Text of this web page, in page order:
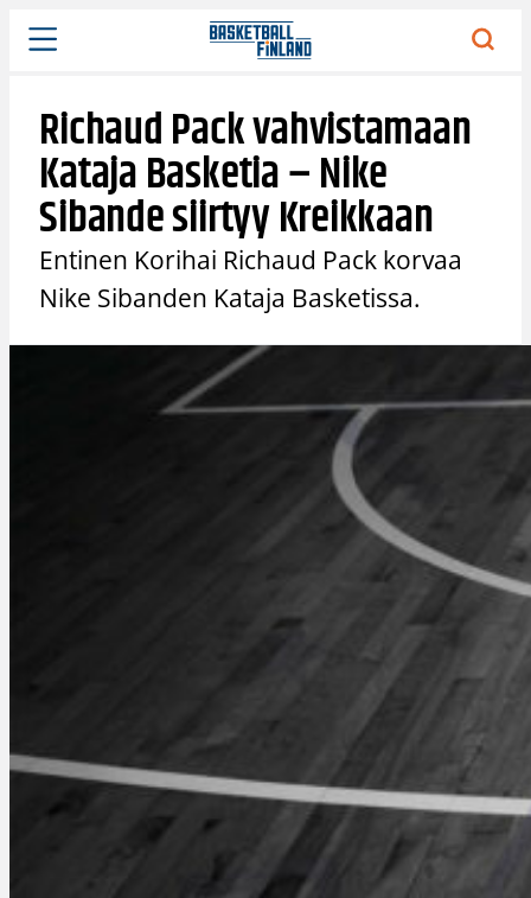
Siirry
sisältöön
Richaud Pack vahvistamaan
Kataja Basketia – Nike
Sibande siirtyy Kreikkaan
Entinen Korihai Richaud Pack korvaa
Nike Sibanden Kataja Basketissa.